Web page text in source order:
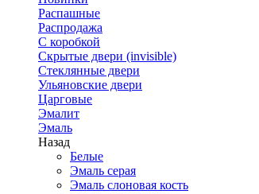
Распашные
Распродажа
С коробкой
Скрытые двери (invisible)
Стеклянные двери
Ульяновские двери
Царговые
Эмалит
Эмаль
Назад
Белые
Эмаль серая
Эмаль слоновая кость